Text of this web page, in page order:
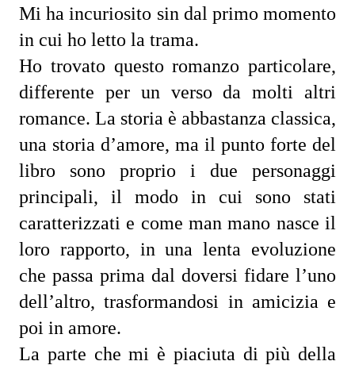
Mi ha incuriosito sin dal primo momento
in cui ho letto la trama.
Ho trovato questo romanzo particolare,
differente per un verso da molti altri
romance. La storia è abbastanza classica,
una storia d’amore, ma il punto forte del
libro sono proprio i due personaggi
principali, il modo in cui sono stati
caratterizzati e come man mano nasce il
loro rapporto, in una lenta evoluzione
che passa prima dal doversi fidare l’uno
dell’altro, trasformandosi in amicizia e
poi in amore.
La parte che mi è piaciuta di più della